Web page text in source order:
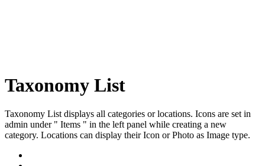
Taxonomy List
Taxonomy List displays all categories or locations. Icons are set in
admin under " Items " in the left panel while creating a new
category. Locations can display their Icon or Photo as Image type.